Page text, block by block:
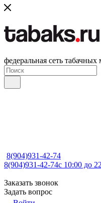
федеральная сеть табачных
8(904)931-42-74
8(904)931-42-74с 10:00 до
Заказать звонок
Задать вопрос